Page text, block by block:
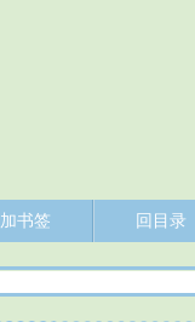
加书签 回目录